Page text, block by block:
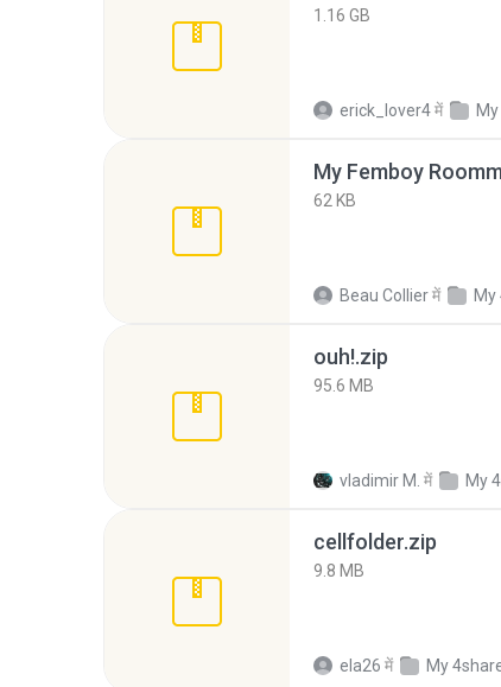
1.16 GB
erick_lover4में
My Femboy
62 KB
Beau Collierमें My
ouh!.zip
95.6 MB
vladimir M. में My
cellfolder.zip
9.8 MB
ela26 में My